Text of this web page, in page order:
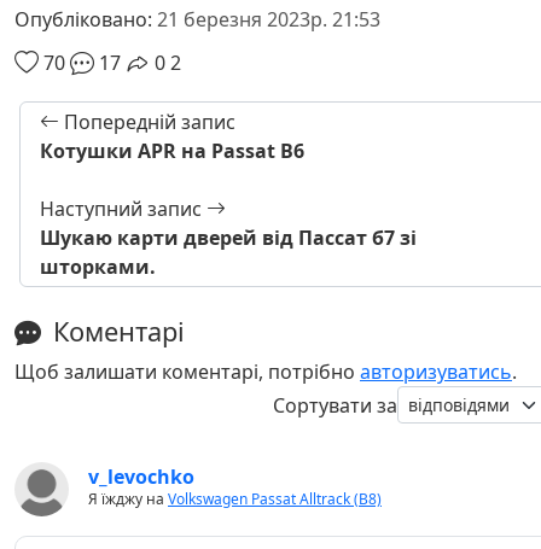
Опубліковано: 21 березня 2023р. 21:53
70
17 02
Попередній запис
Котушки APR на Passat B6
Наступний запис
Шукаю карти дверей від Пассат б7 зі
шторками.
Коментарі
Щоб залишати коментарі, потрібно авторизуватись.
Сортувати за
v_levochko
Я їжджу на Volkswagen Passat Alltrack (B8)